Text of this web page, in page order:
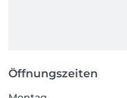
Öffnungszeiten